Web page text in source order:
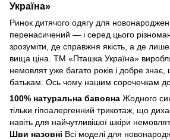
Україна»
Ринок дитячого одягу для
перенасичений — і серед цього
зрозуміти, де справжня якість, а де
вища ціна. ТМ «Пташка Україна»
немовлят уже багато років і добре
батькам. Ось чому нашим сорочечкам
100% натуральна бавовна Жодного
тільки гіпоалергенний трикотаж, що
навіть для найчутливішої шкіри
Шви назовні Всі моделі для